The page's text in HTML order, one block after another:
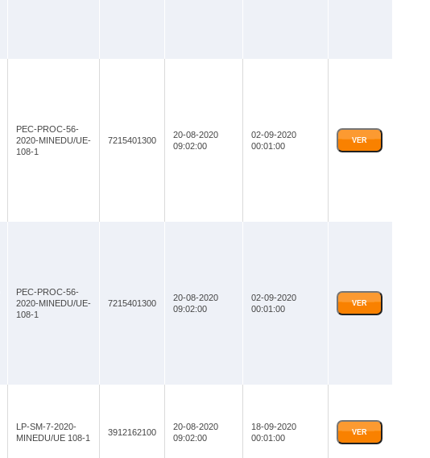
PEC-PROC-56-
2020-MINEDU/UE-
108-1
7215401300
20-08-2020
09:02:00
02-09-2020
00:01:00
VER
PEC-PROC-56-
2020-MINEDU/UE-
108-1
7215401300
20-08-2020
09:02:00
02-09-2020
00:01:00
VER
LP-SM-7-2020-
MINEDU/UE 108-1
3912162100
20-08-2020
09:02:00
18-09-2020
00:01:00
VER